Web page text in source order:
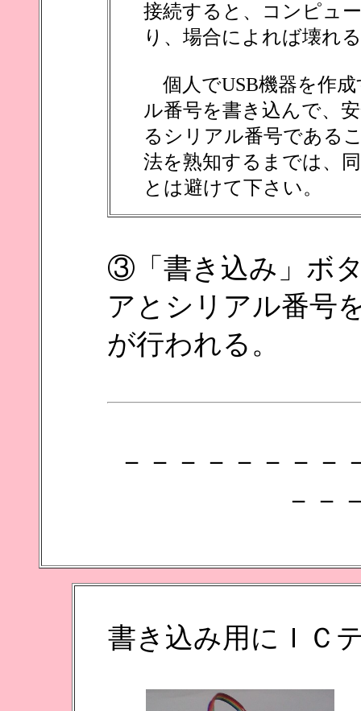
接続すると、コンピュ
り、場合によれば壊れ
個人でUSB機器を作
ル番号を書き込んで、
るシリアル番号である
法を熟知するまでは、
とは避けて下さい。
③「書き込み」ボ
アとシリアル番号
が行われる。
－－－－－－－－
－－
書き込み用にＩＣ